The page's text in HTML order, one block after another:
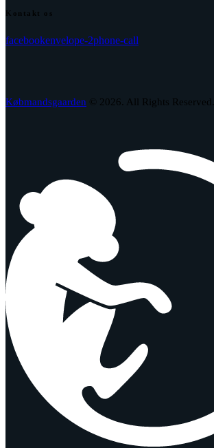
Kontakt os
facebookenvelope-2phone-call
Købmandsgaarden © 2026. All Rights Reserved.